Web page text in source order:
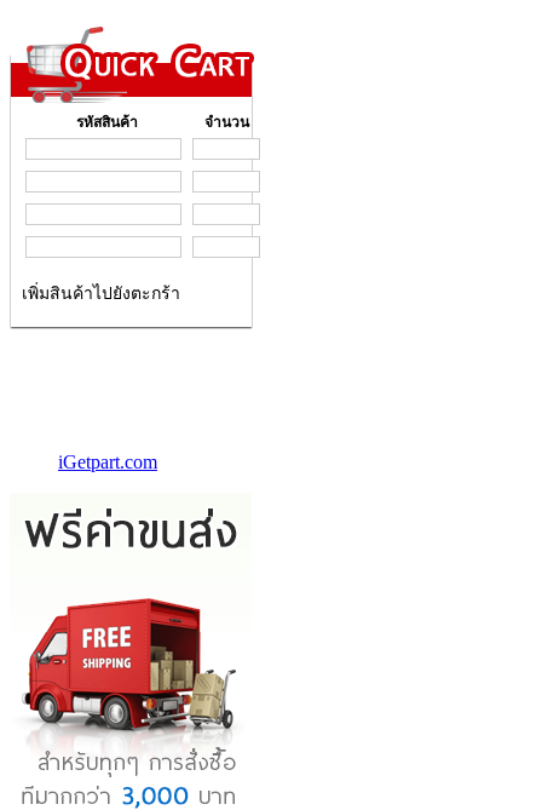
รหัสสินค้า จำนวน
เพิ่มสินค้าไปยังตะกร้า
iGetpart.com